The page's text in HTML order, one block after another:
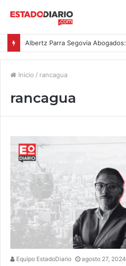
Inicio / rancagua
rancagua
Equipo EstadoDiario agosto 27, 2024